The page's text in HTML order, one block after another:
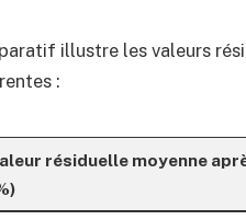
illustre les valeurs
:
résiduelle moyenne